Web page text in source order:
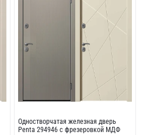
Одностворчатая железная дверь
Penta 294946 с фрезеровкой МДФ